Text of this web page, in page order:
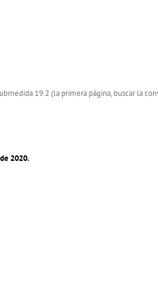
19.2 (la primera página, buscar la
2020.